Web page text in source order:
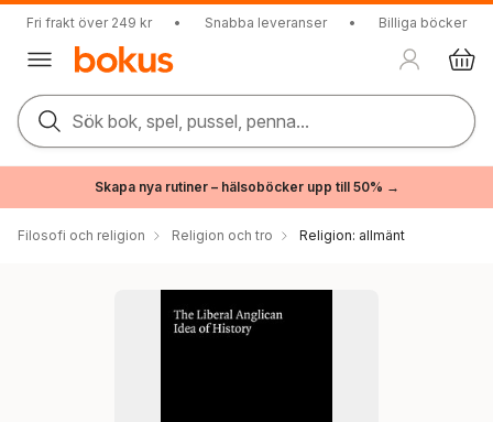
Fri frakt över 249 kr • Snabba leveranser • Billiga böcker
Sök bok, spel, pussel, penna...
Skapa nya rutiner – hälsoböcker upp till 50% →
Filosofi och religion Religion och tro Religion: allmänt